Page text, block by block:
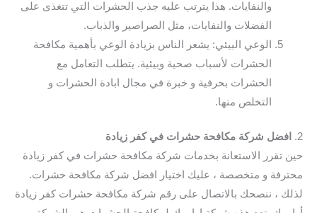
والنفايات. هذا يترتب عليه جذب الحشرات التي تتغذى على
الفضلات والنفايات، مثل الصراصير والذباب.
الوعي البيئي: يشعر الناس بزيادة الوعي بأهمية مكافحة
الحشرات لأسباب صحية وبيئية. يتطلب التعامل مع
الحشرات بحرفية و خبرة في مجال ابادة الحشرات و
التخلص منها.
2.
افضل شركة مكافحة حشرات في كفر زيادة
حين تقرر الاستعانة بخدمات شركة مكافحة حشرات في كفر زيادة
محترفة و متخصصة ، عليك اختيار افضل شركة مكافحة حشرات.
لذلك ، ننصحك بالاتصال على رقم شركة مكافحة حشرات كفر زيادة